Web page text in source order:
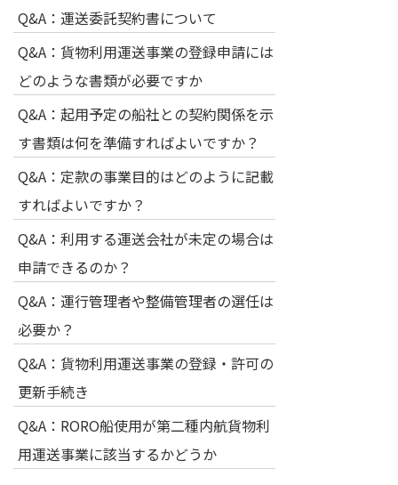
Q&A：運送委託契約書について
Q&A：貨物利用運送事業の登録申請には
どのような書類が必要ですか
Q&A：起用予定の船社との契約関係を示
す書類は何を準備すればよいですか？
Q&A：定款の事業目的はどのように記載
すればよいですか？
Q&A：利用する運送会社が未定の場合は
申請できるのか？
Q&A：運行管理者や整備管理者の選任は
必要か？
Q&A：貨物利用運送事業の登録・許可の
更新手続き
Q&A：RORO船使用が第二種内航貨物利
用運送事業に該当するかどうか